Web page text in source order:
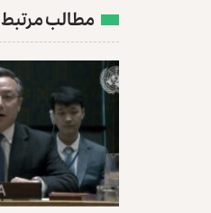
مطالب مرتبط